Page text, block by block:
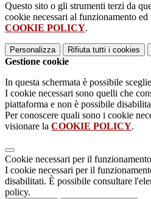
Questo sito o gli strumenti terzi da
cookie necessari al funzionamento
COOKIE POLICY.
Personalizza Rifiuta tutti i cookies
Gestione cookie
In questa schermata è possibile
I cookie necessari sono quelli che
piattaforma e non è possibile
Per conoscere quali sono i cookie
visionare la COOKIE POLICY.
Cookie necessari per il funzionamento
I cookie necessari per il
disabilitati. È possibile consultare
policy.